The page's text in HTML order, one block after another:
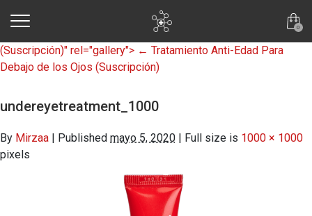
0
(Suscripción)" rel="gallery"> ← Tratamiento Anti-Edad Para
Debajo de los Ojos (Suscripción)
undereyetreatment_1000
By Mirzaa | Published mayo 5, 2020 | Full size is 1000 × 1000
pixels